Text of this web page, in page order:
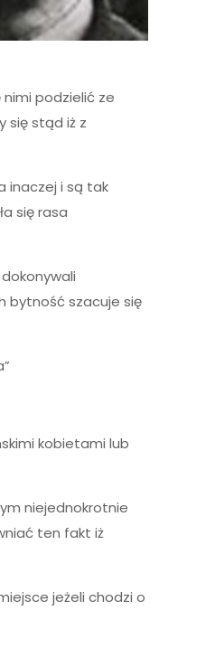
podzielić ze
się stąd iż z
inaczej i są tak
się rasa
bytność szacuje się
kobietami lub
niejednokrotnie
ten fakt iż
jeżeli chodzi o